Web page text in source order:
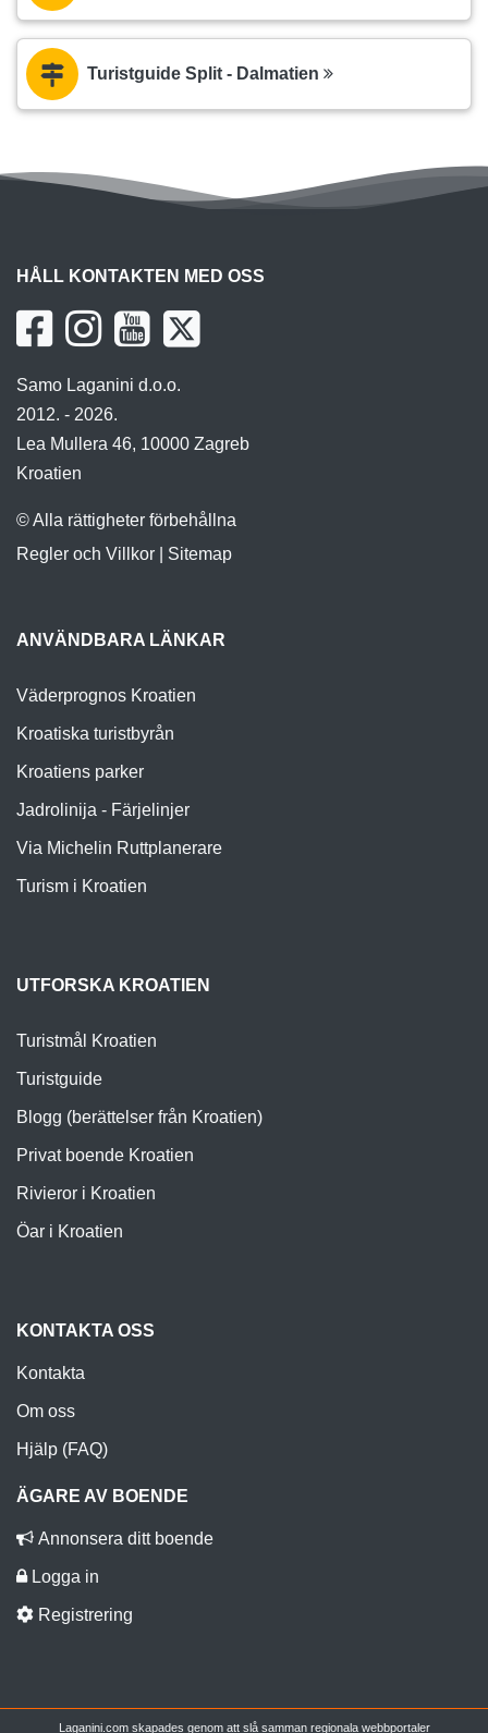
Turistguide Split - Dalmatien
HÅLL KONTAKTEN MED OSS
Samo Laganini d.o.o.
2012. - 2026.
Lea Mullera 46, 10000 Zagreb
Kroatien
© Alla rättigheter förbehållna
Regler och Villkor
Sitemap
ANVÄNDBARA LÄNKAR
Väderprognos Kroatien
Kroatiska turistbyrån
Kroatiens parker
Jadrolinija - Färjelinjer
Via Michelin Ruttplanerare
Turism i Kroatien
UTFORSKA KROATIEN
Turistmål Kroatien
Turistguide
Blogg (berättelser från Kroatien)
Privat boende Kroatien
Rivieror i Kroatien
Öar i Kroatien
KONTAKTA OSS
Kontakta
Om oss
Hjälp (FAQ)
ÄGARE AV BOENDE
Annonsera ditt boende
Logga in
Registrering
Laganini.com skapades genom att slå samman regionala webbportaler